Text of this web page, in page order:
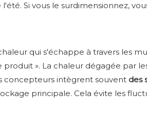
Si vous le surdimensionnez,
qui s'échappe à travers les
». La chaleur dégagée par
concepteurs intègrent souvent des
principale. Cela évite les